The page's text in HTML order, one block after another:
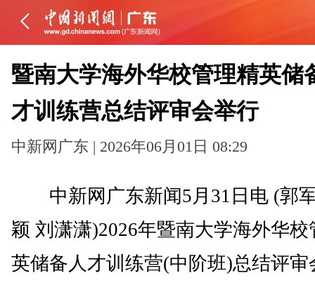
暨南大学海外华校管理精英储
才训练营总结评审会举行
中新网广东 | 2026年06月01日 08:29
中新网广东新闻5月31日电 (郭
颖 刘潇潇)2026年暨南大学海外华校
英储备人才训练营(中阶班)总结评审